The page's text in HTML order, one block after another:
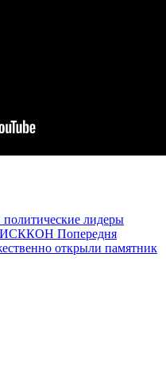
политические лидеры
ИСККОН Попередня
открыли памятник